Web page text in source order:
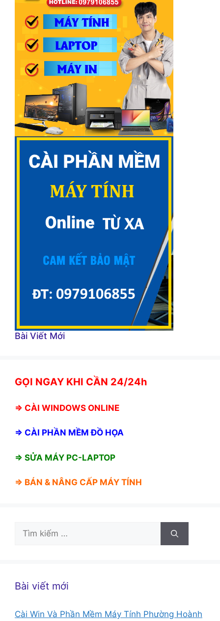
Bài Viết Mới
GỌI NGAY KHI CẦN 24/24h
⇒ CÀI WINDOWS ONLINE
⇒ CÀI PHẦN MỀM ĐỒ HỌA
⇒ SỬA MÁY PC-LAPTOP
⇒ BÁN & NÂNG CẤP MÁY TÍNH
Tìm
Bài viết mới
Cài Win Và Phần Mềm Máy Tính Phường Hoành